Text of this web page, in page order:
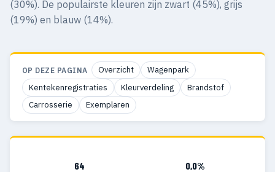
(30%). De populairste kleuren zijn zwart (45%), grijs
(19%) en blauw (14%).
OP DEZE PAGINA Overzicht
Wagenpark
Kentekenregistraties
Kleurverdeling
Brandstof
Carrosserie
Exemplaren
64 0,0%